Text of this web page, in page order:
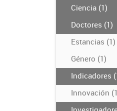
Ciencia (1)
Doctores (1)
Estancias (1)
Género (1)
Indicadores
Innovación